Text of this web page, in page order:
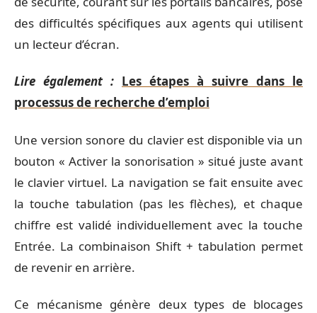
des difficultés spécifiques aux agents qui utilisent
un lecteur d’écran.
Lire également : Les étapes à suivre dans le
processus de recherche d’emploi
Une version sonore du clavier est disponible via un
bouton « Activer la sonorisation » situé juste avant
le clavier virtuel. La navigation se fait ensuite avec
la touche tabulation (pas les flèches), et chaque
chiffre est validé individuellement avec la touche
Entrée. La combinaison Shift + tabulation permet
de revenir en arrière.
Ce mécanisme génère deux types de blocages